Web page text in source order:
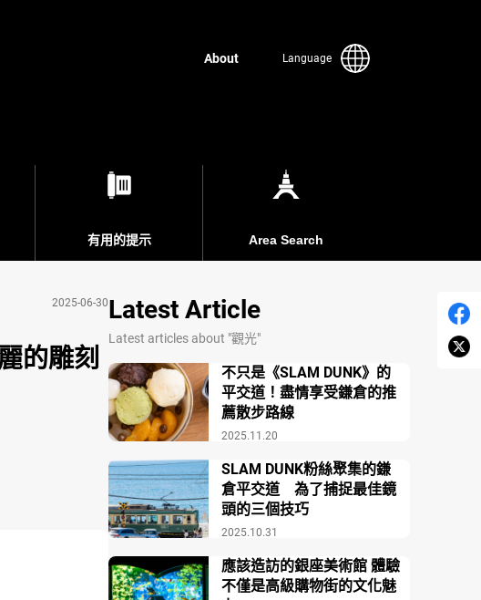
About Language
有用的提示 Area Search
2025-06-30
的雕刻
Latest Article
Latest articles about "觀光"
2025.11.20
不只是《SLAM DUNK》的
平交道！盡情享受鎌倉的推
薦散步路線
2025.10.31
SLAM DUNK粉絲聚集的鎌
倉平交道 為了捕捉最佳鏡
頭的三個技巧
應該造訪的銀座美術館 體驗
不僅是高級購物街的文化魅